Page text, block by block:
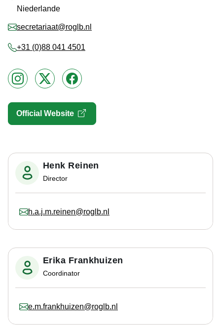
Niederlande
secretariaat@roglb.nl
+31 (0)88 041 4501
Instagram
X Facebook
Official Website Open link in new window
Henk Reinen
Director
h.a.j.m.reinen@roglb.nl
Erika Frankhuizen
Coordinator
e.m.frankhuizen@roglb.nl